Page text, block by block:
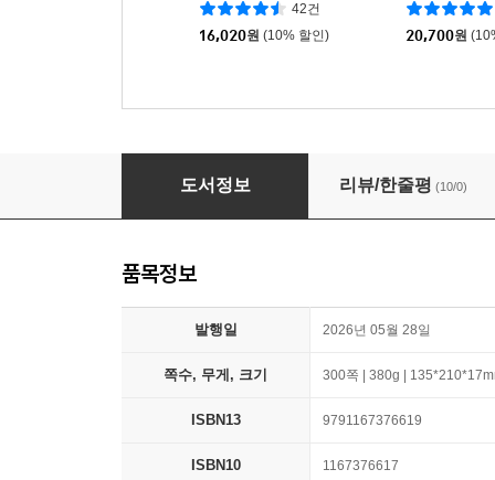
42건
16,020원 (10% 할인) 20,700원
은둔하는 청년들
도서정보 리뷰/한줄평 (10/0)
품목정보
발행일 2026년 05월 28일
쪽수, 무게, 크기 300쪽 | 380g |
ISBN13 9791167376619
ISBN10 1167376617